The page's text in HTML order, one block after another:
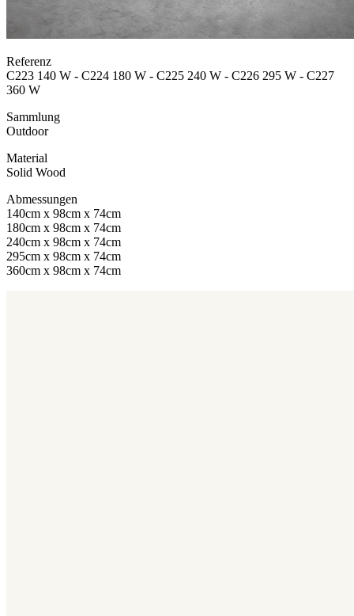
Referenz
C223 140 W - C224 180 W - C225 240 W - C226 295 W - C227
360 W
Sammlung
Outdoor
Material
Solid Wood
Abmessungen
140cm x 98cm x 74cm
180cm x 98cm x 74cm
240cm x 98cm x 74cm
295cm x 98cm x 74cm
360cm x 98cm x 74cm